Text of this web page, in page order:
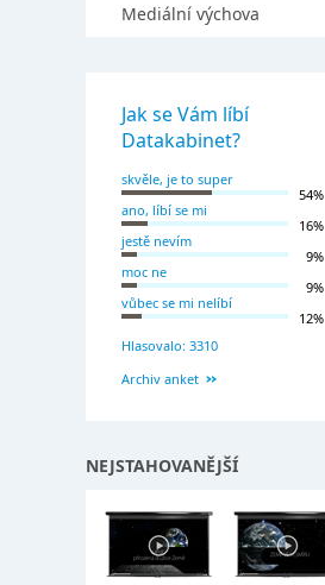
Mediální výchova
Jak se Vám líbí
Datakabinet?
skvěle, je to super
54%
ano, líbí se mi
16%
jestě nevím
9%
moc ne
9%
vůbec se mi nelíbí
12%
Hlasovalo: 3310
Archiv anket
NEJSTAHOVANĚJŠÍ